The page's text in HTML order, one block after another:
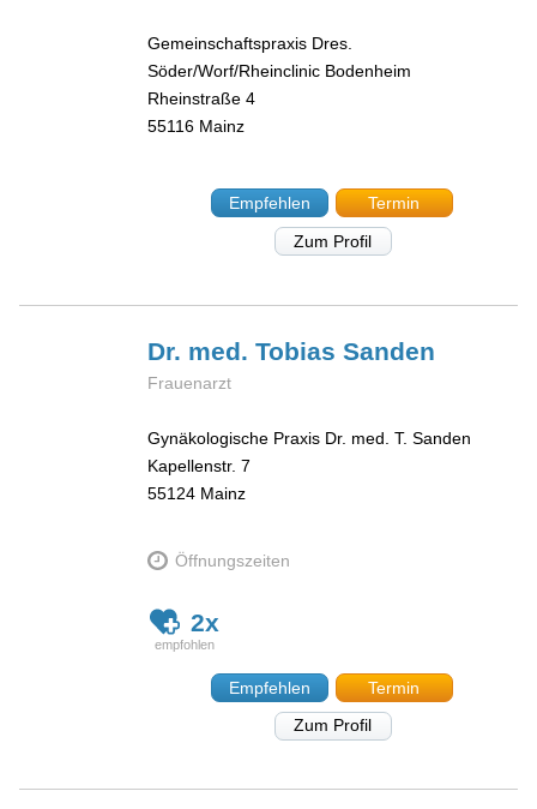
Gemeinschaftspraxis Dres.
Söder/Worf/Rheinclinic Bodenheim
Rheinstraße 4
55116 Mainz
Empfehlen
Termin
Zum Profil
Dr. med. TobiasSanden
Frauenarzt
Gynäkologische Praxis Dr. med. T. Sanden
Kapellenstr. 7
55124 Mainz
Öffnungszeiten
2x
Empfehlen
Termin
Zum Profil